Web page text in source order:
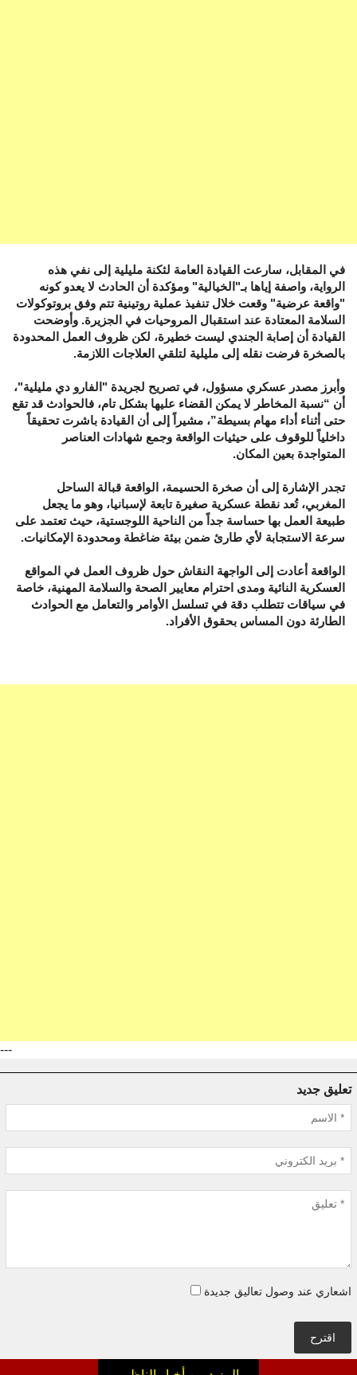
في المقابل، سارعت القيادة العامة لثكنة مليلية إلى نفي هذه
الرواية، واصفة إياها بـ"الخيالية" ومؤكدة أن الحادث لا يعدو كونه
"واقعة عرضية" وقعت خلال تنفيذ عملية روتينية تتم وفق بروتوكولات
السلامة المعتادة عند استقبال المروحيات في الجزيرة. وأوضحت
القيادة أن إصابة الجندي ليست خطيرة، لكن ظروف العمل المحدودة
بالصخرة فرضت نقله إلى مليلية لتلقي العلاجات اللازمة.
وأبرز مصدر عسكري مسؤول، في تصريح لجريدة "الفارو دي مليلية"،
أن “نسبة المخاطر لا يمكن القضاء عليها بشكل تام، فالحوادث قد تقع
حتى أثناء أداء مهام بسيطة”، مشيراً إلى أن القيادة باشرت تحقيقاً
داخلياً للوقوف على حيثيات الواقعة وجمع شهادات العناصر
المتواجدة بعين المكان.
تجدر الإشارة إلى أن صخرة الحسيمة، الواقعة قبالة الساحل
المغربي، تُعد نقطة عسكرية صغيرة تابعة لإسبانيا، وهو ما يجعل
طبيعة العمل بها حساسة جداً من الناحية اللوجستية، حيث تعتمد على
سرعة الاستجابة لأي طارئ ضمن بيئة ضاغطة ومحدودة الإمكانيات.
الواقعة أعادت إلى الواجهة النقاش حول ظروف العمل في المواقع
العسكرية النائية ومدى احترام معايير الصحة والسلامة المهنية، خاصة
في سياقات تتطلب دقة في تسلسل الأوامر والتعامل مع الحوادث
الطارئة دون المساس بحقوق الأفراد.
---
تعليق جديد
اشعاري عند وصول تعاليق جديدة
اقترح